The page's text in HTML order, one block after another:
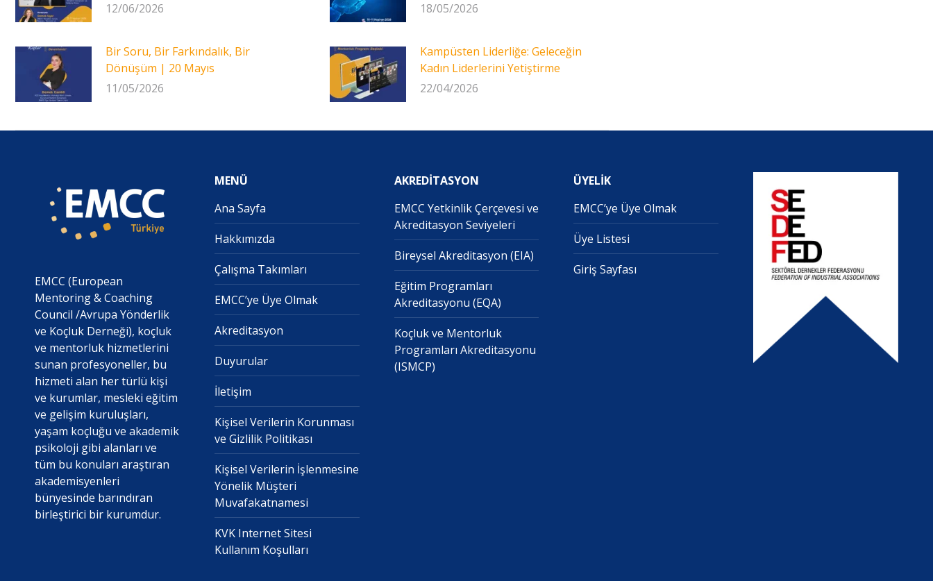
12/06/2026
18/05/2026
Bir Soru, Bir Farkındalık, Bir
Dönüşüm | 20 Mayıs
11/05/2026
Kampüsten Liderliğe: Geleceğin
Kadın Liderlerini Yetiştirme
22/04/2026
EMCC (European
Mentoring & Coaching
Council /Avrupa Yönderlik
ve Koçluk Derneği), koçluk
ve mentorluk hizmetlerini
sunan profesyoneller, bu
hizmeti alan her türlü kişi
ve kurumlar, mesleki eğitim
ve gelişim kuruluşları,
yaşam koçluğu ve akademik
psikoloji gibi alanları ve
tüm bu konuları araştıran
akademisyenleri
bünyesinde barındıran
birleştirici bir kurumdur.
MENÜ
Ana Sayfa
Hakkımızda
Çalışma Takımları
EMCC’ye Üye Olmak
Akreditasyon
Duyurular
İletişim
Kişisel Verilerin Korunması
ve Gizlilik Politikası
Kişisel Verilerin İşlenmesine
Yönelik Müşteri
Muvafakatnamesi
KVK Internet Sitesi
Kullanım Koşulları
AKREDİTASYON
EMCC Yetkinlik Çerçevesi ve
Akreditasyon Seviyeleri
Bireysel Akreditasyon (EIA)
Eğitim Programları
Akreditasyonu (EQA)
Koçluk ve Mentorluk
Programları Akreditasyonu
(ISMCP)
ÜYELİK
EMCC’ye Üye Olmak
Üye Listesi
Giriş Sayfası